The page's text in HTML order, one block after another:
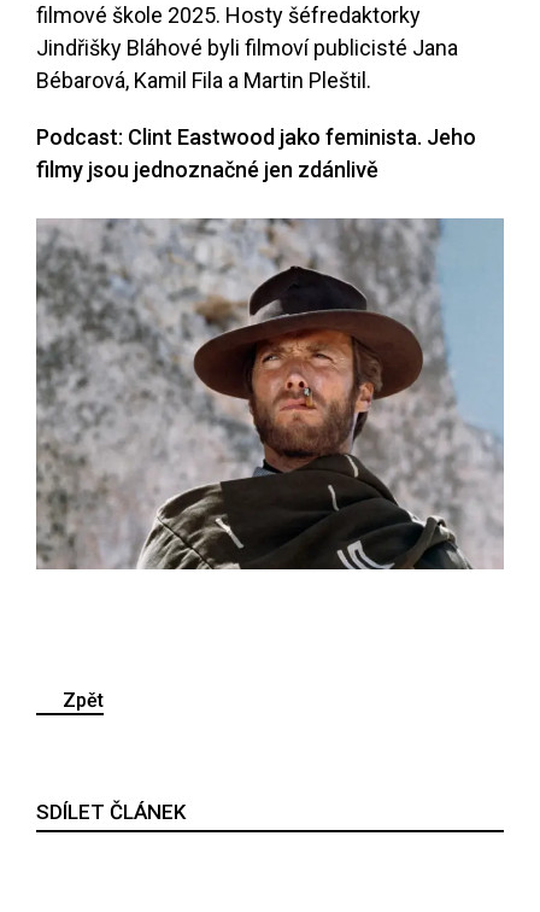
filmové škole 2025. Hosty šéfredaktorky
Jindřišky Bláhové byli filmoví publicisté Jana
Bébarová, Kamil Fila a Martin Pleštil.
Podcast: Clint Eastwood jako feminista. Jeho
filmy jsou jednoznačné jen zdánlivě
Zpět
SDÍLET ČLÁNEK